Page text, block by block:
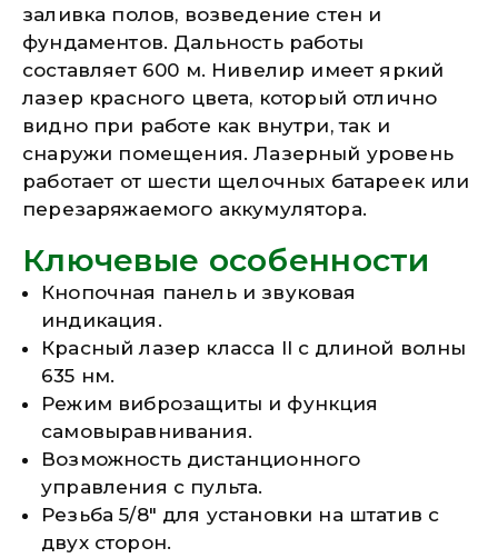
заливка полов, возведение стен и
фундаментов. Дальность работы
составляет 600 м. Нивелир имеет яркий
лазер красного цвета, который отлично
видно при работе как внутри, так и
снаружи помещения. Лазерный уровень
работает от шести щелочных батареек или
перезаряжаемого аккумулятора.
Ключевые особенности
Кнопочная панель и звуковая
индикация.
Красный лазер класса II с длиной волны
635 нм.
Режим виброзащиты и функция
самовыравнивания.
Возможность дистанционного
управления с пульта.
Резьба 5/8″ для установки на штатив с
двух сторон.